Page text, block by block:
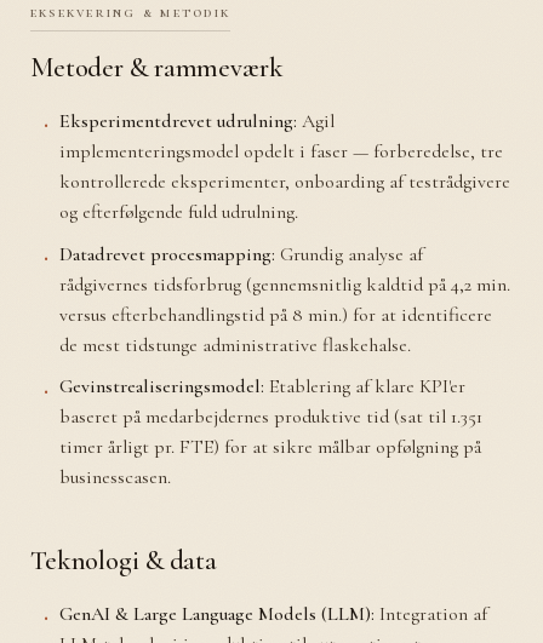
eksekvering & metodik
Metoder & rammeværk
Eksperimentdrevet udrulning: Agil
implementeringsmodel opdelt i faser — forberedelse, tre
kontrollerede eksperimenter, onboarding af testrådgivere
og efterfølgende fuld udrulning.
Datadrevet procesmapping: Grundig analyse af
rådgivernes tidsforbrug (gennemsnitlig kaldtid på 4,2 min.
versus efterbehandlingstid på 8 min.) for at identificere
de mest tidstunge administrative flaskehalse.
Gevinstrealiseringsmodel: Etablering af klare KPI'er
baseret på medarbejdernes produktive tid (sat til 1.351
timer årligt pr. FTE) for at sikre målbar opfølgning på
businesscasen.
Teknologi & data
GenAI & Large Language Models (LLM): Integration af